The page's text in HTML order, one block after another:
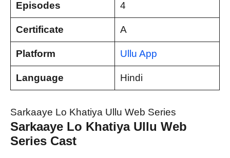
Episodes 4
Certificate A
Platform Ullu App
Language Hindi
Sarkaaye Lo Khatiya Ullu Web Series
Sarkaaye Lo Khatiya Ullu Web
Series Cast